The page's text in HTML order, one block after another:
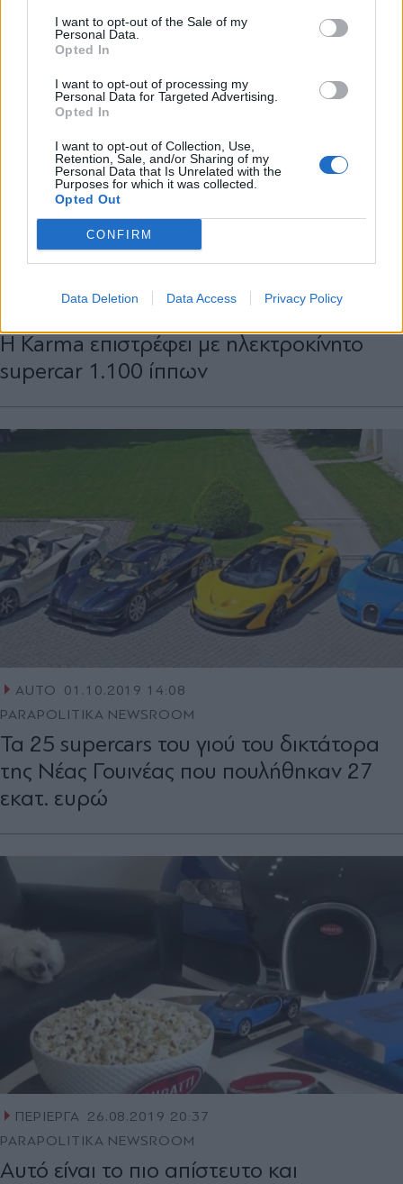
I want to opt-out of the Sale of my
Personal Data.
Opted In
I want to opt-out of processing my
Personal Data for Targeted Advertising.
Opted In
I want to opt-out of Collection, Use,
Retention, Sale, and/or Sharing of my
Personal Data that Is Unrelated with the
Purposes for which it was collected.
Opted Out
CONFIRM
Data Deletion Data Access Privacy Policy
21.11.2019 18:00
H Karma επιστρέφει με ηλεκτροκίνητο
supercar 1.100 ίππων
AUTO
01.10.2019 14:08
PARAPOLITIKA NEWSROOM
Τα 25 supercars του γιού του δικτάτορα
της Νέας Γουινέας που πουλήθηκαν 27
εκατ. ευρώ
ΠΕΡΙΕΡΓΑ 26.08.2019 20:37
PARAPOLITIKA NEWSROOM
Αυτό είναι το πιο απίστευτο και
και την πολιτική απορρήτου
X